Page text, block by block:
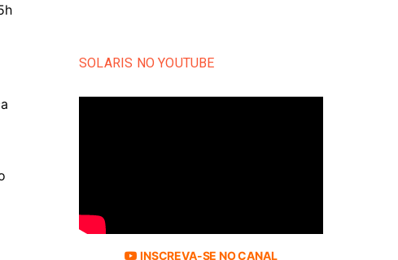
SOLARIS NO YOUTUBE
INSCREVA-SE NO CANAL